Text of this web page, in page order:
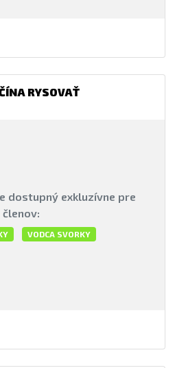
RYSOVAŤ
dostupný exkluzívne pre
členov:
VODCA SVORKY